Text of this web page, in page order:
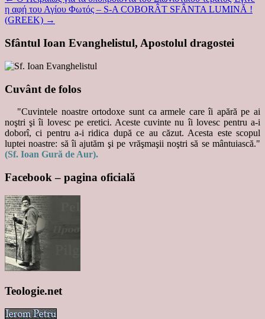
η αφή του Αγίου Φωτός – S-A COBORÂT SFÂNTA LUMINĂ !
(GREEK) →
Sfântul Ioan Evanghelistul, Apostolul dragostei
Cuvânt de folos
"Cuvintele noastre ortodoxe sunt ca armele care îi apără pe ai
noştri şi îi lovesc pe eretici. Aceste cuvinte nu îi lovesc pentru a-i
doborî, ci pentru a-i ridica după ce au căzut. Acesta este scopul
luptei noastre: să îi ajutăm şi pe vrăşmaşii noştri să se mântuiască."
(Sf. Ioan Gură de Aur).
Facebook – pagina oficială
Teologie.net